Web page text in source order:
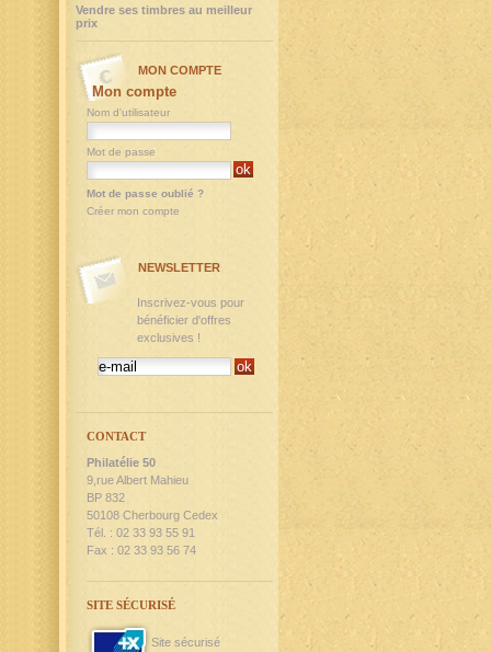
Vendre ses timbres au meilleur
prix
MON COMPTE
Mon compte
Nom d'utilisateur
Mot de passe
Mot de passe oublié ?
Créer mon compte
NEWSLETTER
Inscrivez-vous pour
bénéficier d'offres
exclusives !
CONTACT
Philatélie 50
9,rue Albert Mahieu
BP 832
50108 Cherbourg Cedex
Tél. : 02 33 93 55 91
Fax : 02 33 93 56 74
SITE SÉCURISÉ
Site sécurisé